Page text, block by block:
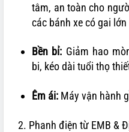
tâm, an toàn cho
các bánh xe có gai
Bền bỉ: Giảm hao
bi, kéo dài tuổi thọ
Êm ái: Máy vận hành
2. Phanh điện từ EMB &